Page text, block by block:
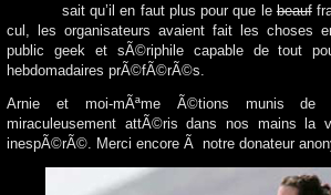
sait qu’il en faut plus pour que lebeauf
cul, les organisateurs avaient fait les choses
public geek et sÃ©riphile capable de tout
hebdomadaires prÃ©fÃ©rÃ©s.
Arnie et moi-mÃªme Ã©tions munis
miraculeusement attÃ©ris dans nos mains la
inespÃ©rÃ©. Merci encore Ã notre donateur